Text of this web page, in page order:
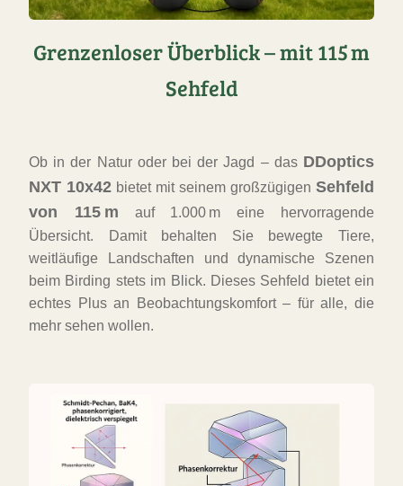
Grenzenloser Überblick – mit 115 m
Sehfeld
Ob in der Natur oder bei der Jagd – das DDoptics
NXT 10x42 bietet mit seinem großzügigen Sehfeld
von 115 m auf 1.000 m eine hervorragende
Übersicht. Damit behalten Sie bewegte Tiere,
weitläufige Landschaften und dynamische Szenen
beim Birding stets im Blick. Dieses Sehfeld bietet ein
echtes Plus an Beobachtungskomfort – für alle, die
mehr sehen wollen.